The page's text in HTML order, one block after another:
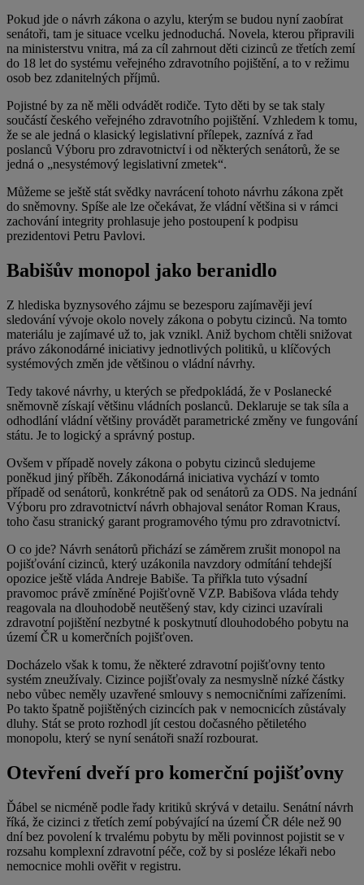
Pokud jde o návrh zákona o azylu, kterým se budou nyní zaobírat
senátoři, tam je situace vcelku jednoduchá. Novela, kterou připravili
na ministerstvu vnitra, má za cíl zahrnout děti cizinců ze třetích zemí
do 18 let do systému veřejného zdravotního pojištění, a to v režimu
osob bez zdanitelných příjmů.
Pojistné by za ně měli odvádět rodiče. Tyto děti by se tak staly
součástí českého veřejného zdravotního pojištění. Vzhledem k tomu,
že se ale jedná o klasický legislativní přílepek, zaznívá z řad
poslanců Výboru pro zdravotnictví i od některých senátorů, že se
jedná o „nesystémový legislativní zmetek“.
Můžeme se ještě stát svědky navrácení tohoto návrhu zákona zpět
do sněmovny. Spíše ale lze očekávat, že vládní většina si v rámci
zachování integrity prohlasuje jeho postoupení k podpisu
prezidentovi Petru Pavlovi.
Babišův monopol jako beranidlo
Z hlediska byznysového zájmu se bezesporu zajímavěji jeví
sledování vývoje okolo novely zákona o pobytu cizinců. Na tomto
materiálu je zajímavé už to, jak vznikl. Aniž bychom chtěli snižovat
právo zákonodárné iniciativy jednotlivých politiků, u klíčových
systémových změn jde většinou o vládní návrhy.
Tedy takové návrhy, u kterých se předpokládá, že v Poslanecké
sněmovně získají většinu vládních poslanců. Deklaruje se tak síla a
odhodlání vládní většiny provádět parametrické změny ve fungování
státu. Je to logický a správný postup.
Ovšem v případě novely zákona o pobytu cizinců sledujeme
poněkud jiný příběh. Zákonodárná iniciativa vychází v tomto
případě od senátorů, konkrétně pak od senátorů za ODS. Na jednání
Výboru pro zdravotnictví návrh obhajoval senátor Roman Kraus,
toho času stranický garant programového týmu pro zdravotnictví.
O co jde? Návrh senátorů přichází se záměrem zrušit monopol na
pojišťování cizinců, který uzákonila navzdory odmítání tehdejší
opozice ještě vláda Andreje Babiše. Ta přiřkla tuto výsadní
pravomoc právě zmíněné Pojišťovně VZP. Babišova vláda tehdy
reagovala na dlouhodobě neutěšený stav, kdy cizinci uzavírali
zdravotní pojištění nezbytné k poskytnutí dlouhodobého pobytu na
území ČR u komerčních pojišťoven.
Docházelo však k tomu, že některé zdravotní pojišťovny tento
systém zneužívaly. Cizince pojišťovaly za nesmyslně nízké částky
nebo vůbec neměly uzavřené smlouvy s nemocničními zařízeními.
Po takto špatně pojištěných cizincích pak v nemocnicích zůstávaly
dluhy. Stát se proto rozhodl jít cestou dočasného pětiletého
monopolu, který se nyní senátoři snaží rozbourat.
Otevření dveří pro komerční pojišťovny
Ďábel se nicméně podle řady kritiků skrývá v detailu. Senátní návrh
říká, že cizinci z třetích zemí pobývající na území ČR déle než 90
dní bez povolení k trvalému pobytu by měli povinnost pojistit se v
rozsahu komplexní zdravotní péče, což by si posléze lékaři nebo
nemocnice mohli ověřit v registru.